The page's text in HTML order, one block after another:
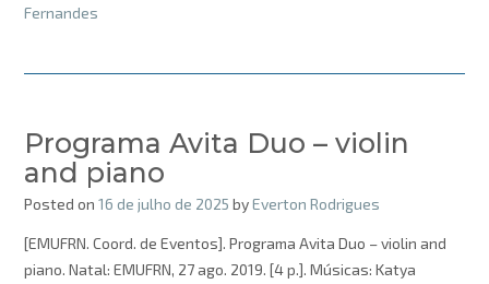
Fernandes
Programa Avita Duo – violin
and piano
Posted on 16 de julho de 2025 byEverton Rodrigues
[EMUFRN. Coord. de Eventos]. Programa Avita Duo – violin and
piano. Natal: EMUFRN, 27 ago. 2019. [4 p.]. Músicas: Katya